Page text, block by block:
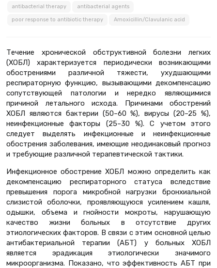
antibacterial therapy antibacterial agents
poor response to antibiotic therapy Amoxicillin/Clavulanic acid
Течение хронической обструктивной болезни легких
(ХОБЛ) характеризуется периодически возникающими
обострениями различной тяжести, ухудшающими
респираторную функцию, вызывающими декомпенсацию
сопутствующей патологии и нередко являющимися
причиной летального исхода. Причинами обострений
ХОБЛ являются бактерии (50–60 %), вирусы (20–25 %),
неинфекционные факторы (25–30 %). С учетом этого
следует выделять инфекционные и неинфекционные
обострения заболевания, имеющие неодинаковый прогноз
и требующие различной терапевтической тактики.
Инфекционное обострение ХОБЛ можно определить как
декомпенсацию респираторного статуса вследствие
превышения порога микробной нагрузки бронхиальной
слизистой оболочки, проявляющуюся усилением кашля,
одышки, объема и гнойности мокроты, нарушающую
качество жизни больных в отсутствие других
этиологических факторов. В связи с этим основной целью
антибактериальной терапии (АБТ) у больных ХОБЛ
является эрадикация этиологически значимого
микроорганизма. Показано, что эффективность АБТ при